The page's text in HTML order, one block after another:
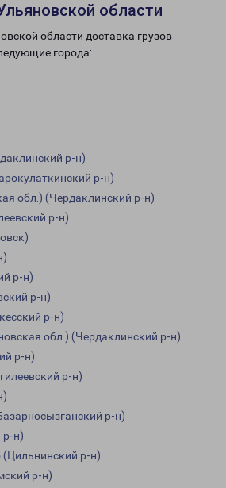
области
области доставка грузов
города:
р-н)
р-н)
обл.) (Чердаклинский р-н)
р-н)
р-н)
р-н)
р-н)
обл.) (Чердаклинский р-н)
р-н)
р-н)
р-н)
н)
р-н)
р-н)